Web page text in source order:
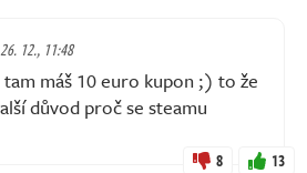
12., 11:48
máš 10 euro kupon ;) to že
důvod proč se steamu
8 13